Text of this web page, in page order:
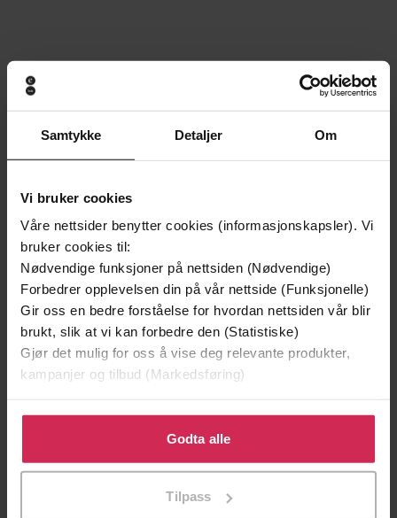
Samtykke Detaljer Om
Vi bruker cookies
Våre nettsider benytter cookies (informasjonskapsler). Vi
bruker cookies til:
Nødvendige funksjoner på nettsiden (Nødvendige)
Forbedrer opplevelsen din på vår nettside (Funksjonelle)
Gir oss en bedre forståelse for hvordan nettsiden vår blir
brukt, slik at vi kan forbedre den (Statistiske)
Gjør det mulig for oss å vise deg relevante produkter,
kampanjer og tilbud (Markedsføring)
Klikk på «Godta alle» for å gi oss ditt samtykke til å
bruke cookies for alle disse formålene. Du kan også
tilpasse ditt samtykke til spesifikke formål ved å klikke
Godta alle
Tilpass
229,-
De åtte fjellene
Paolo Cognetti
249,-
Nede i dalen
Premium